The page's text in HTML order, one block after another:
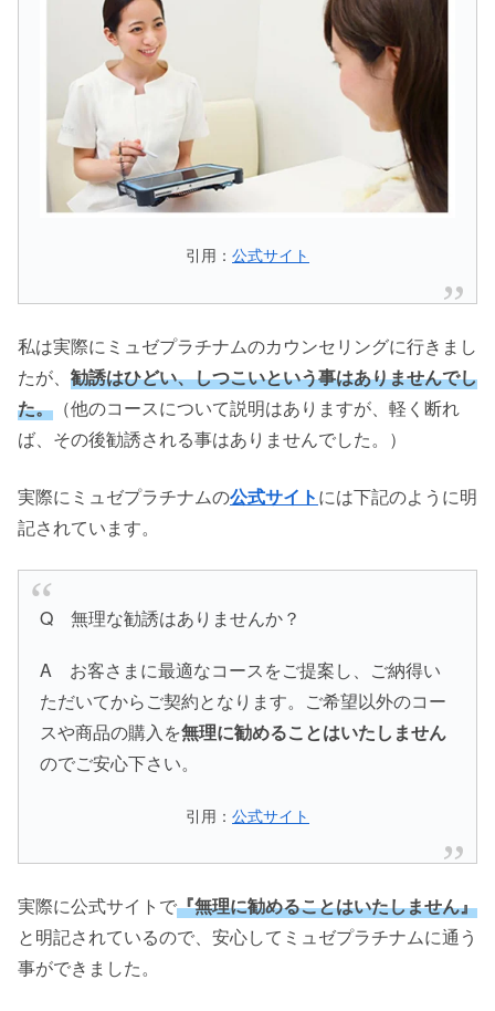
引用： 公式サイト
私は実際にミュゼプラチナムのカウンセリングに行きまし
たが、 勧誘はひどい、しつこいという事はありませんでし
た。 （他のコースについて説明はありますが、軽く断れ
ば、その後勧誘される事はありませんでした。）
実際にミュゼプラチナムの公式サイトには下記のように明
記されています。
Q 無理な勧誘はありませんか？
A お客さまに最適なコースをご提案し、ご納得い
ただいてからご契約となります。ご希望以外のコー
スや商品の購入を無理に勧めることはいたしません
のでご安心下さい。
引用： 公式サイト
実際に公式サイトで『無理に勧めることはいたしません』
と明記されているので、安心してミュゼプラチナムに通う
事ができました。